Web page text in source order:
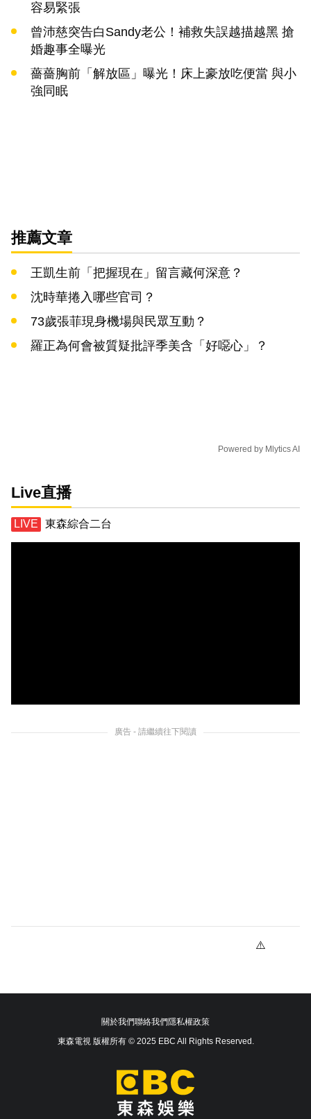
容易緊張
曾沛慈突告白Sandy老公！補救失誤越描越黑 搶
婚趣事全曝光
薔薔胸前「解放區」曝光！床上豪放吃便當 與小
強同眠
推薦文章
王凱生前「把握現在」留言藏何深意？
沈時華捲入哪些官司？
73歲張菲現身機場與民眾互動？
羅正為何會被質疑批評季美含「好噁心」？
Powered by Mlytics AI
Live直播
東森綜合二台
廣告 - 請繼續往下閱讀
關於我們聯絡我們隱私權政策
東森電視 版權所有 © 2025 EBC All Rights Reserved.